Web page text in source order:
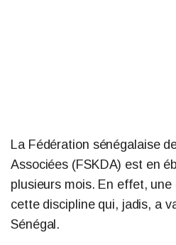
La Fédération sénégalaise
Associées (FSKDA) est en
plusieurs mois. En effet,
cette discipline qui, jadis, a
Sénégal.